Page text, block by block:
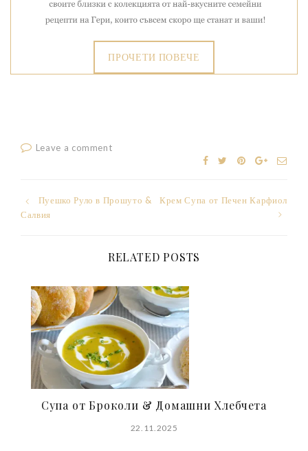
ПРОЧЕТИ ПОВЕЧЕ
Leave a comment
PostПуешко Руло в Прошуто &
Салвия
Крем Супа от Печен Карфиол
RELATED POSTS
Супа от Броколи & Домашни Хлебчета
22.11.2025